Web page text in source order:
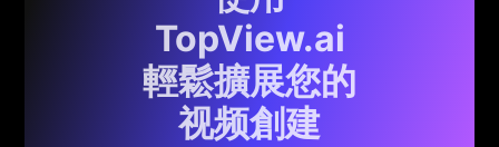
TopView.ai
輕鬆擴展您的
视频創建